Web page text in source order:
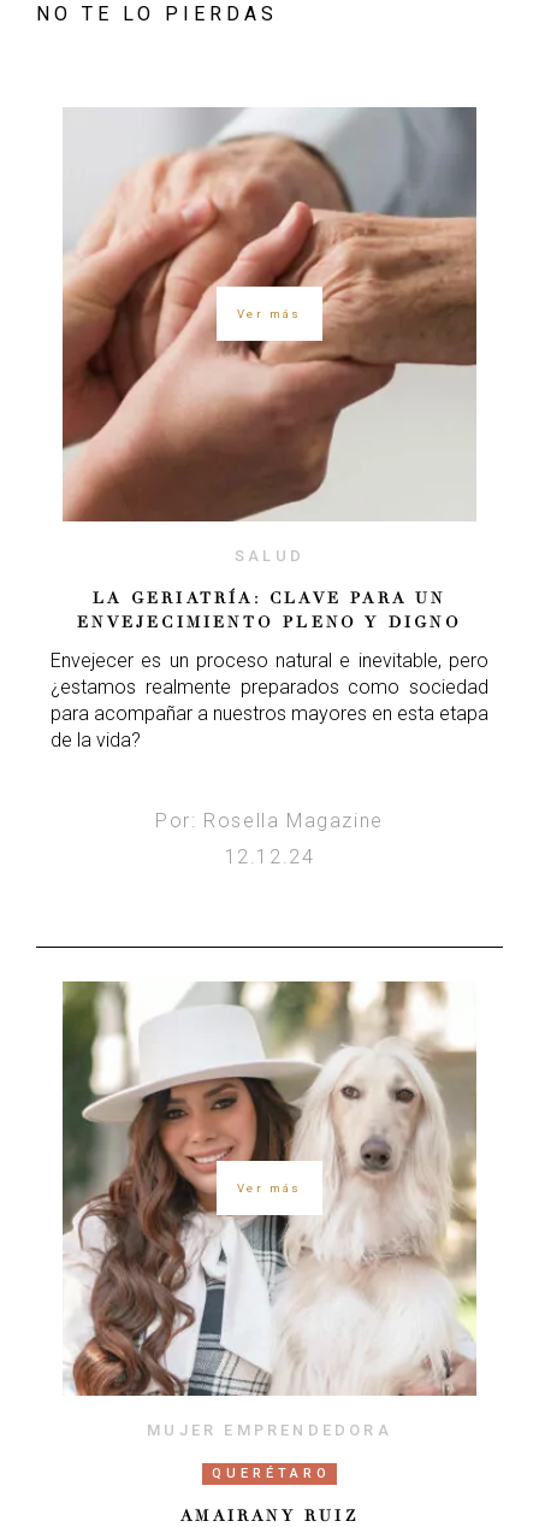
NO TE LO PIERDAS
Ver más
SALUD
LA GERIATRÍA: CLAVE PARA UN
ENVEJECIMIENTO PLENO Y DIGNO
Envejecer es un proceso natural e inevitable, pero
¿estamos realmente preparados como sociedad
para acompañar a nuestros mayores en esta etapa
de la vida?
Por: Rosella Magazine
12.12.24
Ver más
MUJER EMPRENDEDORA
QUERÉTARO
AMAIRANY RUIZ